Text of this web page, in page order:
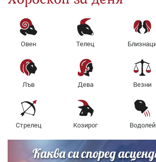
Овен Телец
Лъв Дева Везни
Стрелец Козирог Водолей
Каква си според